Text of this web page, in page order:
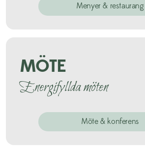
Menyer & restaurang
MÖTE
Energifyllda möten
Möte & konferens